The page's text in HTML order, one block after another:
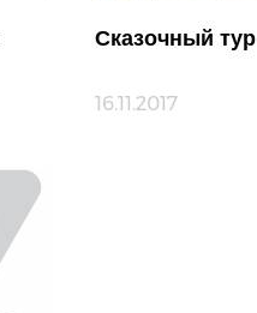
Сказочный тур
16.11.2017